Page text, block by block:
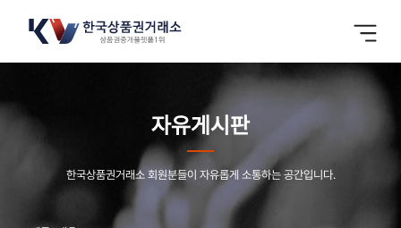
자유게시판
한국상품권거래소 회원분들이 자유롭게 소통하는 공간입니다.